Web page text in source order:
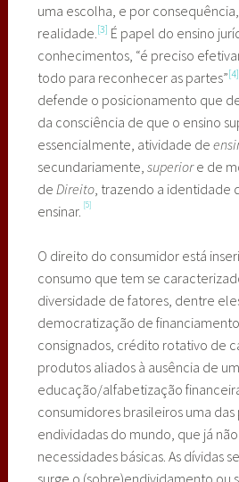
uma escolha, e por
realidade. [3] É papel do ensino
conhecimentos, “é preciso
todo para reconhecer as partes”[4]
defende o posicionamento que
da consciência de que o ensino
essencialmente, atividade de
secundariamente, superiore de
de Direito, trazendo a identidade
ensinar. [5]
O direito do consumidor está
consumo que tem se
diversidade de fatores, dentre
democratização de
consignados, crédito rotativo de
produtos aliados à ausência de
educação/alfabetização
consumidores brasileiros uma
endividadas do mundo, que já
necessidades básicas. As dívidas